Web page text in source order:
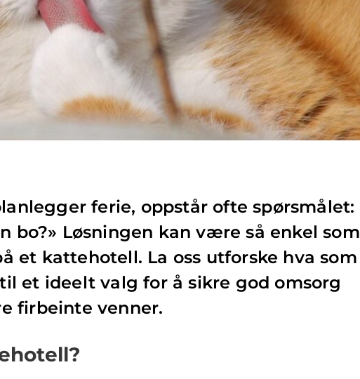
ferie, oppstår ofte spørsmålet:
bo?» Løsningen kan være så enkel som
et kattehotell. La oss utforske hva som
et ideelt valg for å sikre god omsorg
firbeinte venner.